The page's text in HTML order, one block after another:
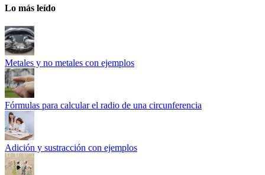
Lo más leído
Metales y no metales con ejemplos
Fórmulas para calcular el radio de una circunferencia
Adición y sustracción con ejemplos